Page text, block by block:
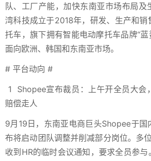
队、工厂产能，加快东南亚市场布局及
湾科技成立于2018年，研发、生产和销
托车，旗下拥有智能电动摩托车品牌“
面向欧洲、韩国和东南亚市场。
# 平台动向 #
1
Shopee宣布裁员：上午开全员大会
赔偿走人
9月19日，东南亚电商巨头Shopee于国
布将启动团队调整并削减部分岗位。多
收到HR的临时会议通知，要求全员参